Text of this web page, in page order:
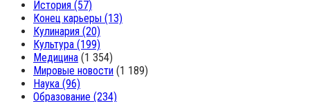
История (57)
Конец карьеры (13)
Кулинария (20)
Культура (199)
Медицина (1 354)
Мировые новости (1 189)
Наука (96)
Образование (234)